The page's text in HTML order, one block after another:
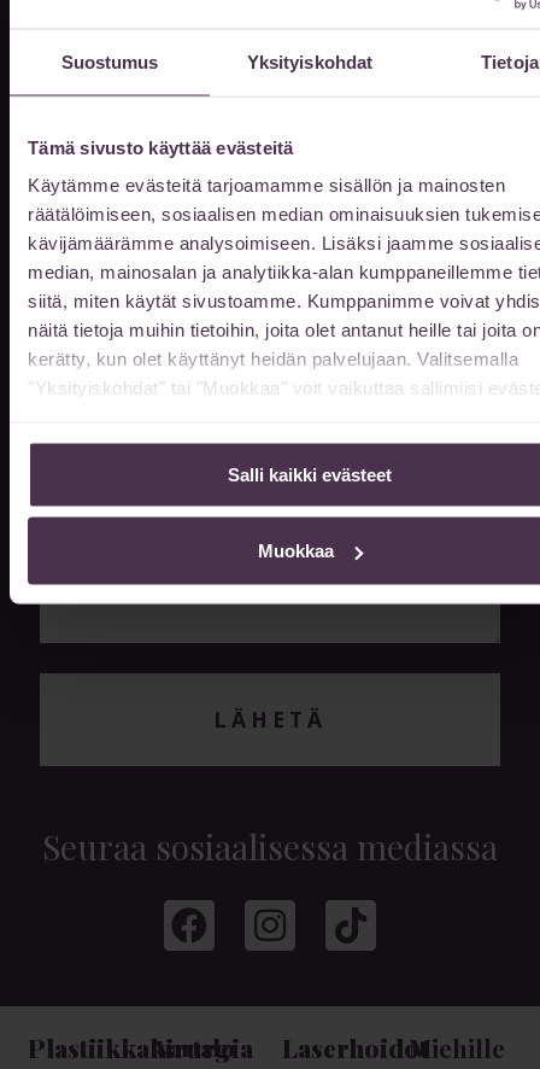
Suostumus Yksityiskohdat Tietoja
Tämä sivusto käyttää evästeitä
Käytämme evästeitä tarjoamamme sisällön ja mainosten
räätälöimiseen, sosiaalisen median ominaisuuksien
kävijämäärämme analysoimiseen. Lisäksi jaamme
median, mainosalan ja analytiikka-alan kumppaneillemme
siitä, miten käytät sivustoamme. Kumppanimme voivat
näitä tietoja muihin tietoihin, joita olet antanut heille tai joita
kerätty, kun olet käyttänyt heidän palvelujaan. Valitsemalla
"Yksityiskohdat" tai "Muokkaa" voit vaikuttaa sallimiisi
Salli kaikki evästeet
Muokkaa
Etunimi
Sukunimi
Sähköpostiosoite
Puhelin
Viestisi
LÄHETÄ
Seuraa sosiaalisessa mediassa
Plastiikkakirurgia
Vartalo LaserhoidotMiehille